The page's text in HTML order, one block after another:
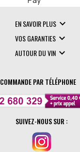
EN SAVOIR PLUS 
VOS GARANTIES 
AUTOUR DU VIN 
COMMANDE PAR TÉLÉPHONE
SUIVEZ-NOUS SUR :